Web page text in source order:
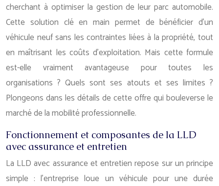
cherchant à optimiser la gestion de leur parc automobile.
Cette solution clé en main permet de bénéficier d’un
véhicule neuf sans les contraintes liées à la propriété, tout
en maîtrisant les coûts d’exploitation. Mais cette formule
est-elle vraiment avantageuse pour toutes les
organisations ? Quels sont ses atouts et ses limites ?
Plongeons dans les détails de cette offre qui bouleverse le
marché de la mobilité professionnelle.
Fonctionnement et composantes de la LLD
avec assurance et entretien
La LLD avec assurance et entretien repose sur un principe
simple : l’entreprise loue un véhicule pour une durée